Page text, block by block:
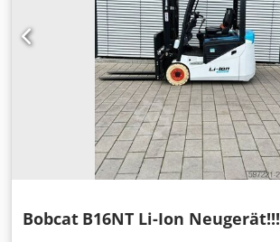
Bobcat B16NT Li-Ion Neugerät!!!